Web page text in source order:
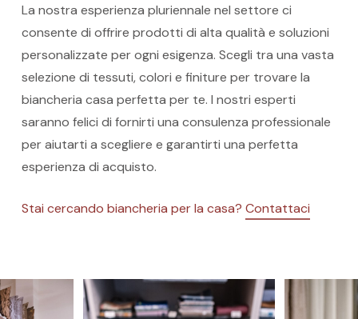
La nostra esperienza pluriennale nel settore ci
consente di offrire prodotti di alta qualità e soluzioni
personalizzate per ogni esigenza. Scegli tra una vasta
selezione di tessuti, colori e finiture per trovare la
biancheria casa perfetta per te. I nostri esperti
saranno felici di fornirti una consulenza professionale
per aiutarti a scegliere e garantirti una perfetta
esperienza di acquisto.
Stai cercando biancheria per la casa?Contattaci